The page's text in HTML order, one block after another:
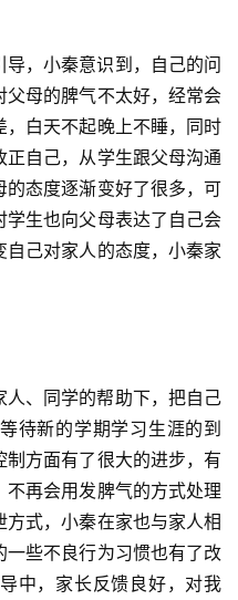
，小秦意识到，自己的问
母的脾气不太好，经常会
白天不起晚上不睡，同时
自己，从学生跟父母沟通
态度逐渐变好了很多，可
生也向父母表达了自己会
己对家人的态度，小秦家
、同学的帮助下，把自己
待新的学期学习生涯的到
方面有了很大的进步，有
再会用发脾气的方式处理
式，小秦在家也与家人相
些不良行为习惯也有了改
中，家长反馈良好，对我